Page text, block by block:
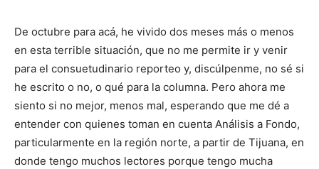
De octubre para acá, he vivido dos meses más o menos
en esta terrible situación, que no me permite ir y venir
para el consuetudinario reporteo y, discúlpenme, no sé si
he escrito o no, o qué para la columna. Pero ahora me
siento si no mejor, menos mal, esperando que me dé a
entender con quienes toman en cuenta Análisis a Fondo,
particularmente en la región norte, a partir de Tijuana, en
donde tengo muchos lectores porque tengo mucha